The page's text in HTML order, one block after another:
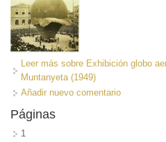
Leer más sobre Exhibición globo
Muntanyeta (1949)
Añadir nuevo comentario
Páginas
1